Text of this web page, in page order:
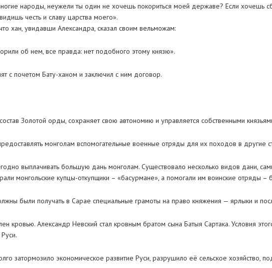
народы, неужели ты один не хочешь покориться моей державе? Если хочешь
честь и славу царства моего».
хан, увидавши Александра, сказал своим вельможам:
об нем, все правда: нет подобного этому князю».
с почетом Бату-ханом и заключил с ним договор.
Золотой орды, сохраняет свою автономию и управляется собственными
монголам вспомогательные военные отряды для их походов в другие
выплачивать большую дань монголам. Существовало несколько видов дани,
монгольские купцы-откупщики – «басурмане», а помогали им воинские отряды –
были получать в Сарае специальные грамоты на право княжения — ярлыки и
кровью. Александр Невский стал кровным братом сына Батыя Сартака. Условия
затормозило экономическое развитие Руси, разрушило её сельское хозяйство,